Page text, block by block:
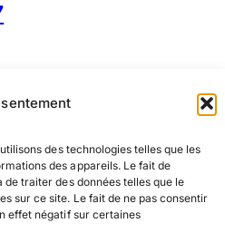
des technologies telles que les
des appareils. Le fait de
traiter des données telles que le
sur ce site. Le fait de ne pas consentir
effet négatif sur certaines